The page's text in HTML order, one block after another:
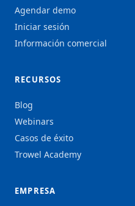
Agendar demo
Iniciar sesión
Información comercial
RECURSOS
Blog
Webinars
Casos de éxito
Trowel Academy
EMPRESA